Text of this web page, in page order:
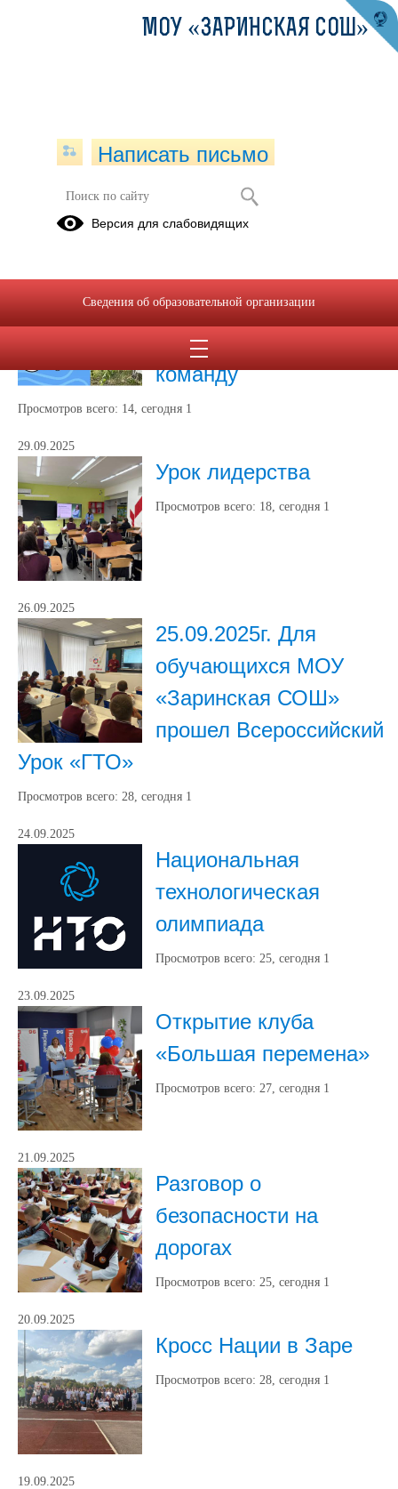
Публикации за Сентябрь 2025
Школьная
медиастудия
приглашает в свою
команду
Просмотров всего: 14, сегодня 1
29.09.2025
Урок лидерства
Просмотров всего: 18, сегодня 1
26.09.2025
25.09.2025г. Для
обучающихся МОУ
«Заринская СОШ»
прошел Всероссийский
Урок «ГТО»
Просмотров всего: 28, сегодня 1
24.09.2025
Национальная
технологическая
олимпиада
Просмотров всего: 25, сегодня 1
23.09.2025
Открытие клуба
«Большая перемена»
Просмотров всего: 27, сегодня 1
21.09.2025
Разговор о
безопасности на
дорогах
Просмотров всего: 25, сегодня 1
20.09.2025
Кросс Нации в Заре
Просмотров всего: 28, сегодня 1
19.09.2025
МОУ «ЗАРИНСКАЯ СОШ»
Написать письмо
Версия для слабовидящих
Сведения об образовательной организации